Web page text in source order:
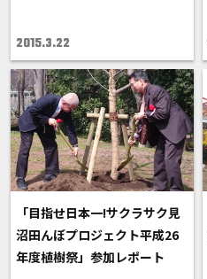
2015.3.22
「目指せ日本一!サクラサク見
沼田んぼプロジェクト平成26
年度植樹祭」参加レポート